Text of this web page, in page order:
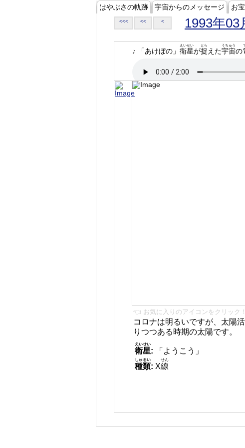
はやぶさの軌跡 宇宙からのメッセージ お
<<< << < 1993年03
♪ 「あけぼの」 衛星
えいせい
が捉
とら
えた宇宙
うちゅう
の
👈 お気に入りのアイコンをクリック！
コロナは明るいですが、太陽
りつつある時期の太陽です。
衛星
えいせい
:
「ようこう」
種類
しゅるい
: X線
せん